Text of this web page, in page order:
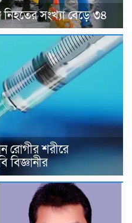
সংখ্যা বেড়ে ৩৪
রোগীর শরীরে
বিজ্ঞানীর